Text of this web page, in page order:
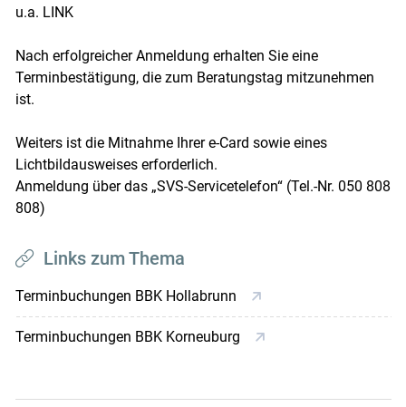
u.a. LINK
Nach erfolgreicher Anmeldung erhalten Sie eine
Terminbestätigung, die zum Beratungstag mitzunehmen
ist.
Weiters ist die Mitnahme Ihrer e-Card sowie eines
Lichtbildausweises erforderlich.
Anmeldung über das „SVS-Servicetelefon“ (Tel.-Nr. 050 808
808)
Links zum Thema
Terminbuchungen BBK Hollabrunn
Terminbuchungen BBK Korneuburg